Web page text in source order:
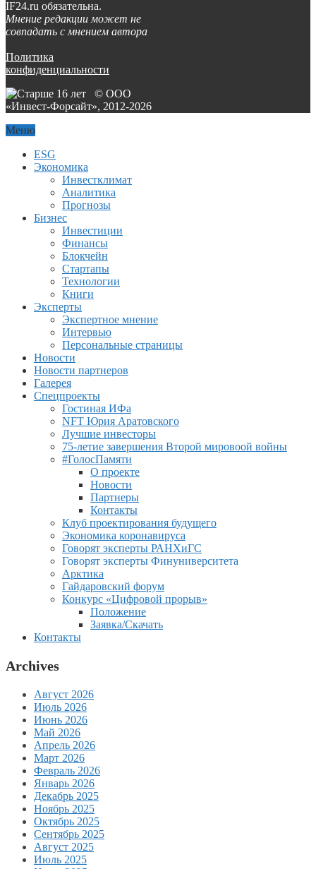
IF24.ru обязательна.
Мнение редакции может не
совпадать с мнением автора
Политика
конфиденциальности
© ООО
«Инвест-Форсайт», 2012-2026
Меню
ESG
Экономика
Инвестклимат
Аналитика
Прогнозы
Бизнес
Инвестиции
Финансы
Блокчейн
Стартапы
Технологии
Книги
Эксперты
Экспертное мнение
Интервью
Персональные страницы
Новости
Новости партнеров
Галерея
Спецпроекты
Гостиная ИФа
NFT Юрия Аратовского
Лучшие инвесторы
75-летие завершения Второй мировоой войны
#ГолосПамяти
О проекте
Новости
Партнеры
Контакты
Клуб проектирования будущего
Экономика коронавируса
Говорят эксперты РАНХиГС
Говорят эксперты Финуниверситета
Арктика
Гайдаровский форум
Конкурс «Цифровой прорыв»
Положение
Заявка/Скачать
Контакты
Archives
Август 2026
Июль 2026
Июнь 2026
Май 2026
Апрель 2026
Март 2026
Февраль 2026
Январь 2026
Декабрь 2025
Ноябрь 2025
Октябрь 2025
Сентябрь 2025
Август 2025
Июль 2025